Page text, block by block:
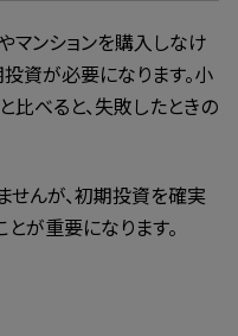
マンションを購入しなけ
資が必要になります。小
べると、失敗したときの
せんが、初期投資を確実
が重要になります。